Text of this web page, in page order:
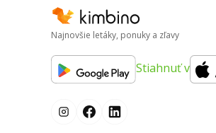
Najnovšie letáky, ponuky a zľavy
Stiahnuť v